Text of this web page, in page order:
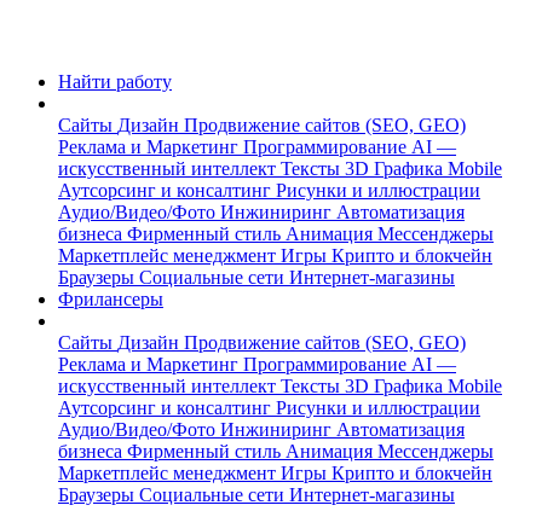
Найти работу
Сайты Дизайн Продвижение сайтов (SEO, GEO)
Реклама и Маркетинг Программирование AI —
искусственный интеллект Тексты 3D Графика Mobile
Аутсорсинг и консалтинг Рисунки и иллюстрации
Аудио/Видео/Фото Инжиниринг Автоматизация
бизнеса Фирменный стиль Анимация Мессенджеры
Маркетплейс менеджмент Игры Крипто и блокчейн
Браузеры Социальные сети Интернет-магазины
Фрилансеры
Сайты Дизайн Продвижение сайтов (SEO, GEO)
Реклама и Маркетинг Программирование AI —
искусственный интеллект Тексты 3D Графика Mobile
Аутсорсинг и консалтинг Рисунки и иллюстрации
Аудио/Видео/Фото Инжиниринг Автоматизация
бизнеса Фирменный стиль Анимация Мессенджеры
Маркетплейс менеджмент Игры Крипто и блокчейн
Браузеры Социальные сети Интернет-магазины